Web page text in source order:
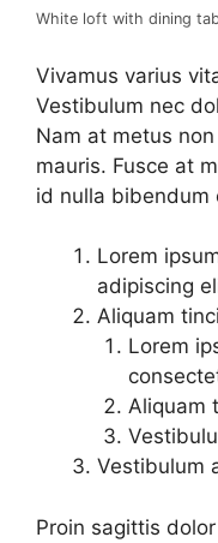
White loft with dining
Vivamus varius
Vestibulum nec
Nam at metus
mauris. Fusce at
id nulla bibendum
Lorem
adipiscing
Aliquam
Lorem
Aliquam
Vestibulum
Proin sagittis